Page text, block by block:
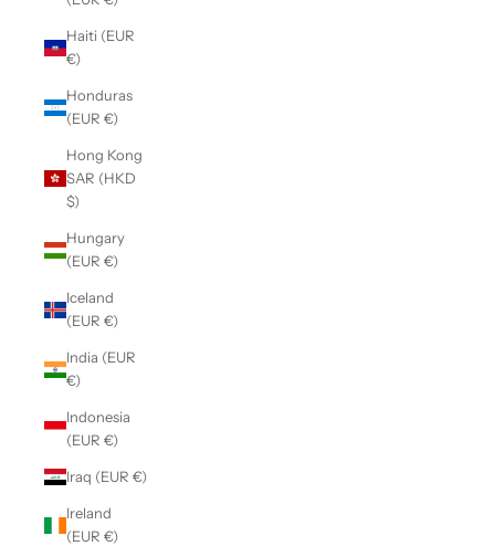
Haiti (EUR
€)
Honduras
(EUR €)
Hong Kong
SAR (HKD
$)
Hungary
(EUR €)
Iceland
(EUR €)
India (EUR
€)
Indonesia
(EUR €)
Iraq (EUR €)
Ireland
(EUR €)